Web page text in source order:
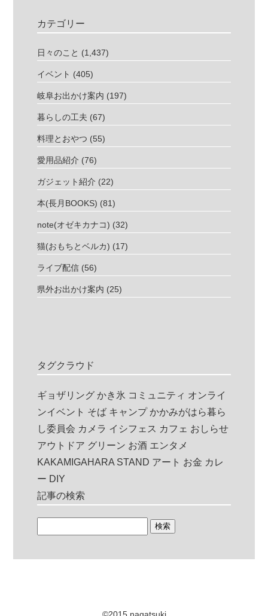
カテゴリー
日々のこと (1,437)
イベント (405)
岐阜お出かけ案内 (197)
暮らしの工夫 (67)
料理とおやつ (55)
愛用品紹介 (76)
ガジェット紹介 (22)
本(長月BOOKS) (81)
note(オゼキカナコ) (32)
猫(おもちとベルカ) (17)
ライブ配信 (56)
県外お出かけ案内 (25)
タグクラウド
ギョザリング かき氷 コミュニティ オンライ
ンイベント そば キャンプ かかみがはら暮ら
し委員会 カメラ イシフェス カフェ おしらせ
アウトドア グリーン お酒 エンタメ
KAKAMIGAHARA STAND アート お金 カレ
ー DIY
記事の検索